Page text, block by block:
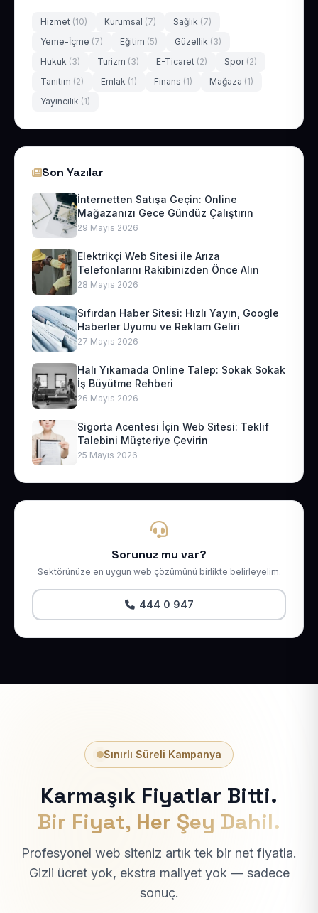
Hizmet (10) Kurumsal (7) Sağlık (7)
Yeme-İçme (7) Eğitim (5) Güzellik (3)
Hukuk (3) Turizm (3) E-Ticaret (2) Spor (2)
Tanıtım (2) Emlak (1) Finans (1) Mağaza (1)
Yayıncılık (1)
Son Yazılar
İnternetten Satışa Geçin: Online
Mağazanızı Gece Gündüz Çalıştırın
29 Mayıs 2026
Elektrikçi Web Sitesi ile Arıza
Telefonlarını Rakibinizden Önce Alın
28 Mayıs 2026
Sıfırdan Haber Sitesi: Hızlı Yayın, Google
Haberler Uyumu ve Reklam Geliri
27 Mayıs 2026
Halı Yıkamada Online Talep: Sokak Sokak
İş Büyütme Rehberi
26 Mayıs 2026
Sigorta Acentesi İçin Web Sitesi: Teklif
Talebini Müşteriye Çevirin
25 Mayıs 2026
Sorunuz mu var?
Sektörünüze en uygun web çözümünü birlikte belirleyelim.
444 0 947
Sınırlı Süreli Kampanya
Karmaşık Fiyatlar Bitti.
Bir Fiyat, Her Şey Dahil.
Profesyonel web siteniz artık tek bir net fiyatla.
Gizli ücret yok, ekstra maliyet yok — sadece
sonuç.